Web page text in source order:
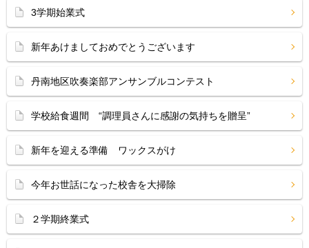
3学期始業式
新年あけましておめでとうございます
丹南地区吹奏楽部アンサンブルコンテスト
学校給食週間 “調理員さんに感謝の気持ちを贈呈”
新年を迎える準備 ワックスがけ
今年お世話になった校舎を大掃除
２学期終業式